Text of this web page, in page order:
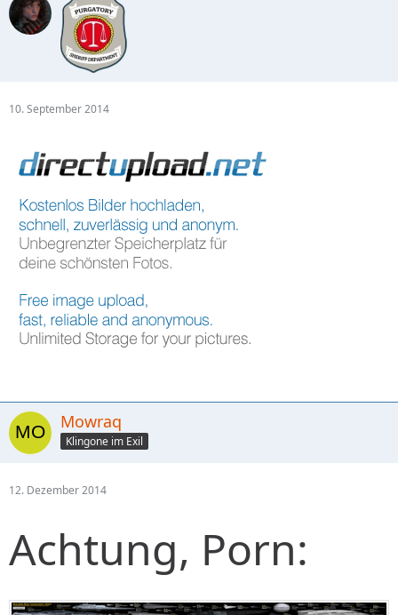
10. September 2014
Mowraq
Klingone im Exil
12. Dezember 2014
Achtung, Porn: